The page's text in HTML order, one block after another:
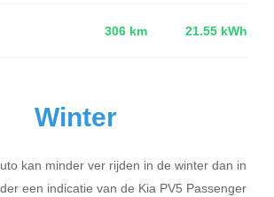
306 km 21.55 kWh
Winter
kan minder ver rijden in de winter dan in
een indicatie van de Kia PV5 Passenger